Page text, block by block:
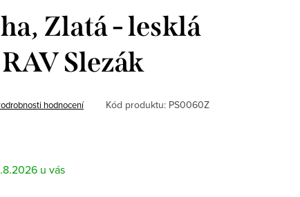
Zlatá - lesklá
Slezák
hodnocení Kód produktu: PS0060Z